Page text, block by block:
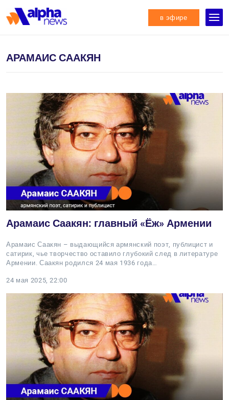
в эфире
АРАМАИС СААКЯН
Арамаис Саакян: главный «Ёж» Армении
Арамаис Саакян – выдающийся армянский поэт, публицист и
сатирик, чье творчество оставило глубокий след в литературе
Армении. Саакян родился 24 мая 1936 года…
24 мая 2025, 22:00